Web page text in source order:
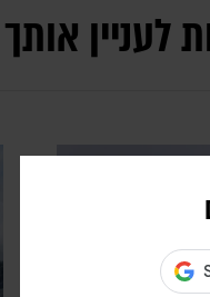
לעניין אותך